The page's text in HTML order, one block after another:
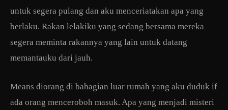
untuk segera pulang dan aku menceriatakan apa yang
berlaku. Rakan lelakiku yang sedang bersama mereka
segera meminta rakannya yang lain untuk datang
memantauku dari jauh.
Means diorang di bahagian luar rumah yang aku duduk if
ada orang menceroboh masuk. Apa yang menjadi misteri